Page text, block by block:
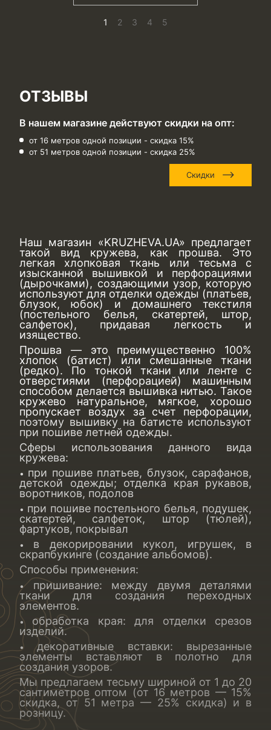
1 2 3 4 5
ОТЗЫВЫ
В нашем магазине действуют скидки на опт:
от 16 метров одной позиции - скидка 15%
от 51 метров одной позиции - скидка 25%
Скидки
Наш магазин «KRUZHEVA.UA» предлагает
такой вид кружева, как прошва. Это
легкая хлопковая ткань или тесьма с
изысканной вышивкой и перфорациями
(дырочками), создающими узор, которую
используют для отделки одежды (платьев,
блузок, юбок) и домашнего текстиля
(постельного белья, скатертей, штор,
салфеток), придавая легкость и
изящество.
Прошва — это преимущественно 100%
хлопок (батист) или смешанные ткани
(редко). По тонкой ткани или ленте с
отверстиями (перфорацией) машинным
способом делается вышивка нитью. Такое
кружево натуральное, мягкое, хорошо
пропускает воздух за счет перфорации,
поэтому вышивку на батисте используют
при пошиве летней одежды.
Сферы использования данного вида
кружева:
• при пошиве платьев, блузок, сарафанов,
детской одежды; отделка края рукавов,
воротников, подолов
• при пошиве постельного белья, подушек,
скатертей, салфеток, штор (тюлей),
фартуков, покрывал
• в декорировании кукол, игрушек, в
скрапбукинге (создание альбомов).
Способы применения:
• пришивание: между двумя деталями
ткани для создания переходных
элементов.
• обработка края: для отделки срезов
изделий.
•декоративные вставки: вырезанные
элементы вставляют в полотно для
создания узоров.
Мы предлагаем тесьму шириной от 1 до 20
сантиметров оптом (от 16 метров — 15%
скидка, от 51 метра — 25% скидка) и в
розницу.